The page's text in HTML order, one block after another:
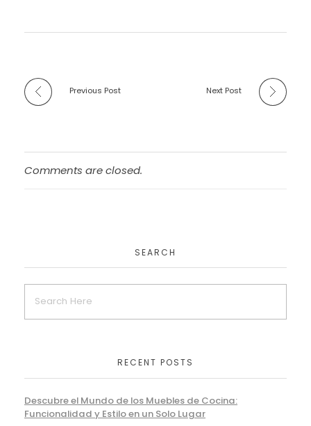
Previous Post Next Post
Comments are closed.
SEARCH
RECENT POSTS
Descubre el Mundo de los Muebles de Cocina:
Funcionalidad y Estilo en un Solo Lugar